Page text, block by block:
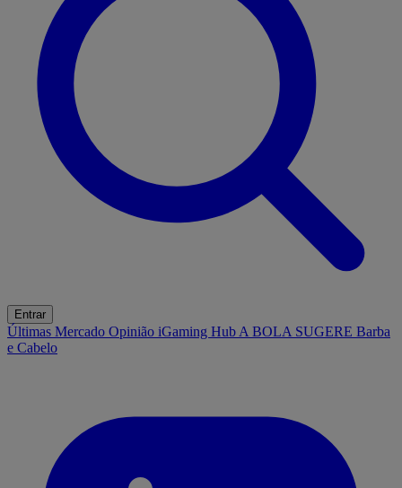
Entrar
Últimas Mercado Opinião iGaming Hub A BOLA SUGERE Barba
e Cabelo